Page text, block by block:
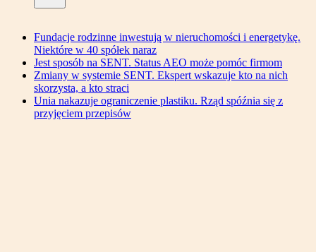
Fundacje rodzinne inwestują w nieruchomości i energetykę.
Niektóre w 40 spółek naraz
Jest sposób na SENT. Status AEO może pomóc firmom
Zmiany w systemie SENT. Ekspert wskazuje kto na nich
skorzysta, a kto straci
Unia nakazuje ograniczenie plastiku. Rząd spóźnia się z
przyjęciem przepisów